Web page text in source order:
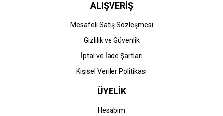
ALIŞVERİŞ
Mesafeli Satış Sözleşmesi
Gizlilik ve Güvenlik
İptal ve İade Şartları
Kişisel Veriler Politikası
ÜYELİK
Hesabım